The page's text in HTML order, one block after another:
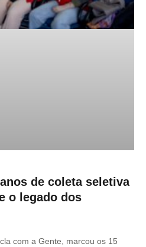
de coleta seletiva
o legado dos
com a Gente, marcou os 15